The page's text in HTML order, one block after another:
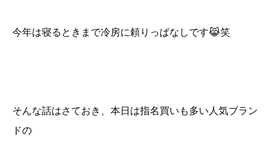
今年は寝るときまで冷房に頼りっぱなしです😹笑
そんな話はさておき、本日は指名買いも多い人気ブラン
ドの